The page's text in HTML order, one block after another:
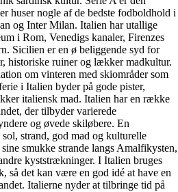
huser nogle af de bedste fodboldhold i
og Inter Milan. Italien har utallige
i Rom, Venedigs kanaler, Firenzes
Sicilien er en ø beliggende syd for
historiske ruiner og lækker madkultur.
om vinteren med skiområder som
i Italien byder på gode pister,
italiensk mad. Italien har en række
der tilbyder varierede
og øvede skiløbere. En
strand, god mad og kulturelle
smukke strande langs Amalfikysten,
kyststrækninger. I Italien bruges
så det kan være en god idé at have en
Italierne nyder at tilbringe tid på